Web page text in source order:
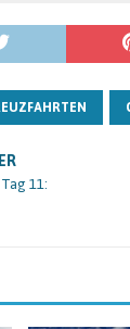
11: